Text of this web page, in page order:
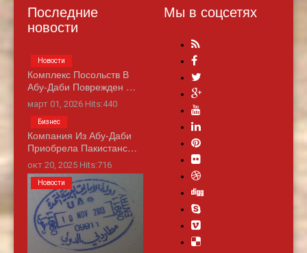
Последние
новости
Комплекс Посольств В
Абу-Даби Поврежден …
март 01, 2026 Hits:440
Новости
Компания Из Абу-Даби
Приобрела Пакистанс…
окт 20, 2025 Hits:716
Бизнес
Новости
Мы в соцсетях